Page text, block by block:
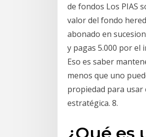
de fondos Los PIAS
valor del fondo
abonado en
y pagas 5.000 por el
Eso es saber
menos que uno
propiedad para usar
estratégica. 8.